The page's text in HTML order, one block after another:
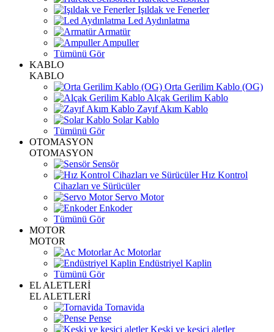
Işıldak ve Fenerler
Led Aydınlatma
Armatür
Ampuller
Tümünü Gör
KABLO
KABLO
Orta Gerilim Kablo (OG)
Alçak Gerilim Kablo
Zayıf Akım Kablo
Solar Kablo
Tümünü Gör
OTOMASYON
OTOMASYON
Sensör
Hız Kontrol
Cihazları ve Sürücüler
Servo Motor
Enkoder
Tümünü Gör
MOTOR
MOTOR
Ac Motorlar
Endüstriyel Kaplin
Tümünü Gör
EL ALETLERİ
EL ALETLERİ
Tornavida
Pense
Keski ve kesici aletler